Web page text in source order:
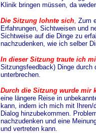
Klinik bringen müssen, da
Die Sitzung lohnte sich, Zum
Erfahrungen, Sichtweisen und
Sichtweise auf die Dinge zu
nachzudenken, wie ich selber
In dieser Sitzung traute ich
Sitzungsfeedback) Dinge
unterbrechen.
Durch die Sitzung wurde mir
eine längere Reise in
kann, indem ich mich mit
Dialog hinzubekommen.
nachzudenken und eine
und vertreten kann.